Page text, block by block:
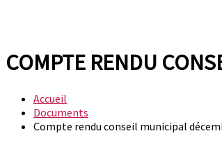
COMPTE RENDU
Accueil
Documents
Compte rendu conseil municipal